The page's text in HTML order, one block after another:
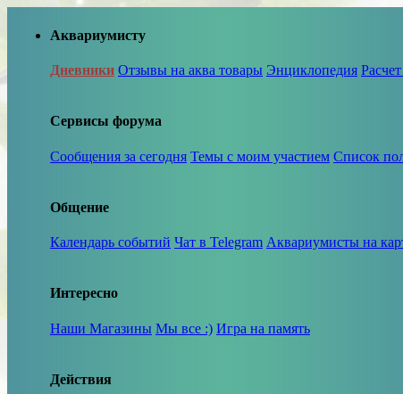
Аквариумисту
Дневники Отзывы на аква товары Энциклопедия
Сервисы форума
Сообщения за сегодня Темы с моим участием Список
Общение
Календарь событий Чат в Telegram Аквариумисты на
Интересно
Наши Магазины Мы все :) Игра на память
Действия